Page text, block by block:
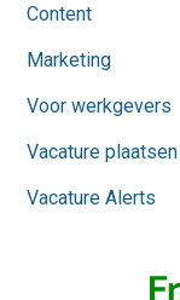
Content
Marketing
Voor werkgevers
Vacature plaatsen
Vacature Alerts